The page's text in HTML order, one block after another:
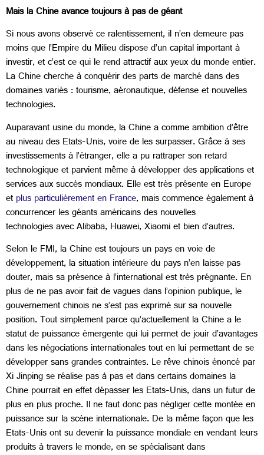
Mais la Chine avance toujours à pas de géant
Si nous avons observé ce ralentissement, il n’en demeure pas
moins que l’Empire du Milieu dispose d’un capital important à
investir, et c’est ce qui le rend attractif aux yeux du monde entier.
La Chine cherche à conquérir des parts de marché dans des
domaines variés : tourisme, aéronautique, défense et nouvelles
technologies.
Auparavant usine du monde, la Chine a comme ambition d’être
au niveau des Etats-Unis, voire de les surpasser. Grâce à ses
investissements à l’étranger, elle a pu rattraper son retard
technologique et parvient même à développer des applications et
services aux succès mondiaux. Elle est très présente en Europe
etplus particulièrement en France, mais commence également à
concurrencer les géants américains des nouvelles
technologies avec Alibaba, Huawei, Xiaomi et bien d’autres.
Selon le FMI, la Chine est toujours un pays en voie de
développement, la situation intérieure du pays n’en laisse pas
douter, mais sa présence à l’international est très prégnante. En
plus de ne pas avoir fait de vagues dans l’opinion publique, le
gouvernement chinois ne s’est pas exprimé sur sa nouvelle
position. Tout simplement parce qu’actuellement la Chine a le
statut de puissance émergente qui lui permet de jouir d’avantages
dans les négociations internationales tout en lui permettant de se
développer sans grandes contraintes. Le rêve chinois énoncé par
Xi Jinping se réalise pas à pas et dans certains domaines la
Chine pourrait en effet dépasser les Etats-Unis, dans un futur de
plus en plus proche. Il ne faut donc pas négliger cette montée en
puissance sur la scène internationale. De la même façon que les
Etats-Unis ont su devenir la puissance mondiale en vendant leurs
produits à travers le monde, en se spécialisant dans